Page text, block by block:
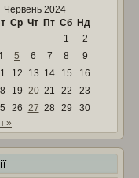
Червень 2024
Ср Чт Пт Сб
Нд
1
2
5 6 7 8
9
12 13 14 15
16
19 20 21 22
23
26 27 28 29
30
»